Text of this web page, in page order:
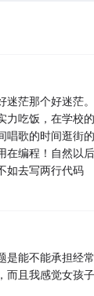
迷茫那个好迷茫
力吃饭，在学校
唱歌的时间逛街
在编程！自然以
如去写两行代码
是能不能承担经
而且我感觉女孩